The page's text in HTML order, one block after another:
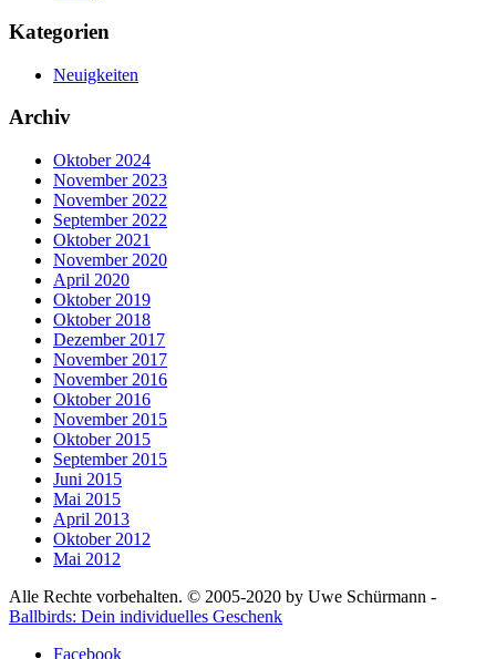
Kategorien
Neuigkeiten
Archiv
Oktober 2024
November 2023
November 2022
September 2022
Oktober 2021
November 2020
April 2020
Oktober 2019
Oktober 2018
Dezember 2017
November 2017
November 2016
Oktober 2016
November 2015
Oktober 2015
September 2015
Juni 2015
Mai 2015
April 2013
Oktober 2012
Mai 2012
Alle Rechte vorbehalten. © 2005-2020 by Uwe Schürmann -
Ballbirds: Dein individuelles Geschenk
Facebook